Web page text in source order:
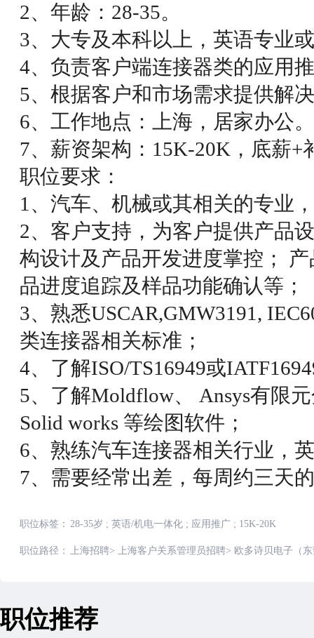
2、年龄：28-35。
3、大专及本科以上，英语专业
4、负责客户端连接器类的应用
5、根据客户和市场需求提供解
6、工作地点：上海，居家办公。
7、薪资架构：15K-20K，底薪+
职位要求：
1、汽车、机械或其相关的专业
2、客户支持，为客户提供产品
构设计及产品开发进度掌控；
品进度追踪及样品功能确认等；
3、熟悉USCAR,GMW3191,
类连接器相关标准；
4、了解ISO/TS16949或
5、了解Moldflow、 Ansys有限
Solid works 等绘图软件；
6、熟练汽车连接器相关行业，
7、需要经常出差，每周约三天
职位标签： 28-35岁 ; 英语/机电一体化 ; 应用推广 ; 15K-20K
职位路径： 上海招聘> 上海客户关系管理员招聘> 欧多诗贝电子（
职位推荐